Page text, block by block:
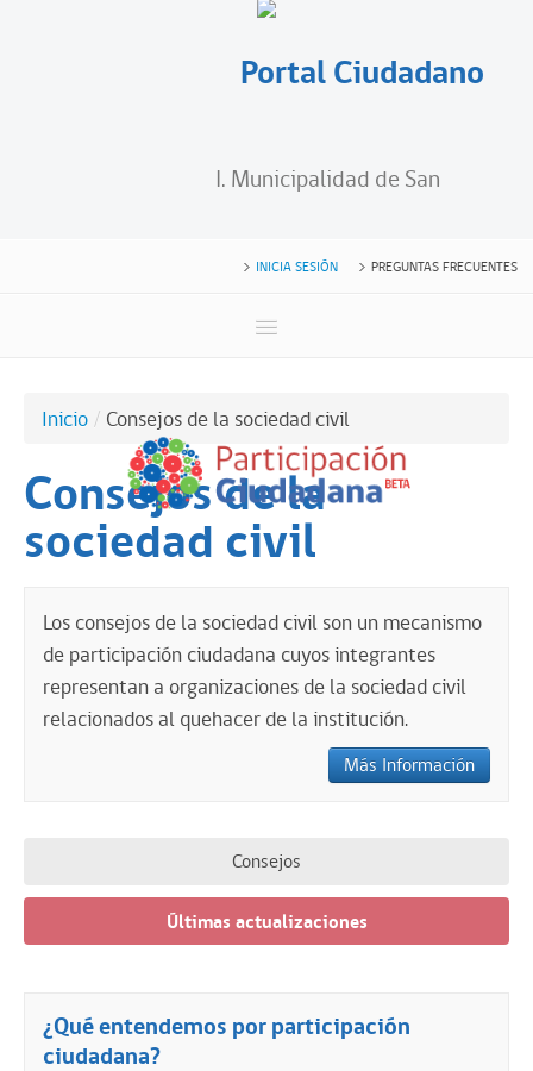
Portal Ciudadano
I. Municipalidad de San
INICIA SESIÓN PREGUNTAS FRECUENTES
CONSEJO DE LA SOCIEDAD CIVIL
CUENTAS PÚBLICAS PARTICIPATIVAS
CONSULTAS CIUDADANAS
NOTICIAS
¿QUÉ ES PARTICIPACIÓN CIUDADANA?
inicio / consejos de la sociedad civil
Consejos de la
sociedad civil
Los consejos de la sociedad civil son un mecanismo
de participación ciudadana cuyos integrantes
representan a organizaciones de la sociedad civil
relacionados al quehacer de la institución.
Más Información
Consejos
Últimas actualizaciones
¿Qué entendemos por participación
ciudadana?